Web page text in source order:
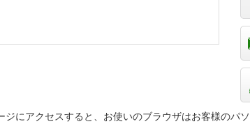
ジにアクセスすると、お使いのブラウザはお客様のパ